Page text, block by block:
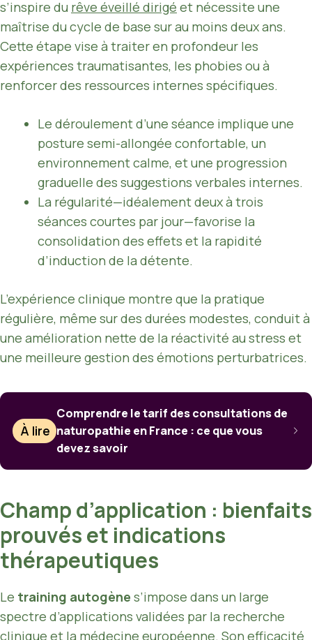
s’inspire du rêve éveillé dirigé et nécessite une
maîtrise du cycle de base sur au moins deux ans.
Cette étape vise à traiter en profondeur les
expériences traumatisantes, les phobies ou à
renforcer des ressources internes spécifiques.
Le déroulement d’une séance implique une
posture semi-allongée confortable, un
environnement calme, et une progression
graduelle des suggestions verbales internes.
La régularité—idéalement deux à trois
séances courtes par jour—favorise la
consolidation des effets et la rapidité
d’induction de la détente.
L’expérience clinique montre que la pratique
régulière, même sur des durées modestes, conduit à
une amélioration nette de la réactivité au stress et
une meilleure gestion des émotions perturbatrices.
À lire
Comprendre le tarif des consultations de
naturopathie en France : ce que vous
devez savoir
Champ d’application : bienfaits
prouvés et indications
thérapeutiques
Le training autogène s’impose dans un large
spectre d’applications validées par la recherche
clinique et la médecine européenne. Son efficacité